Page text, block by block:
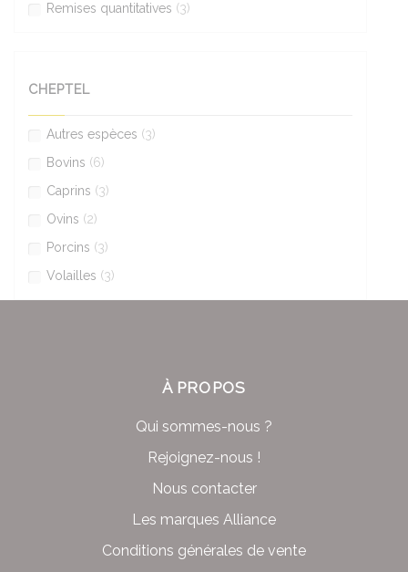
Remises quantitatives (3)
CHEPTEL
Autres espèces (3)
Bovins (6)
Caprins (3)
Ovins (2)
Porcins (3)
Volailles (3)
À PROPOS
Qui sommes-nous ?
Rejoignez-nous !
Nous contacter
Les marques Alliance
Conditions générales de vente